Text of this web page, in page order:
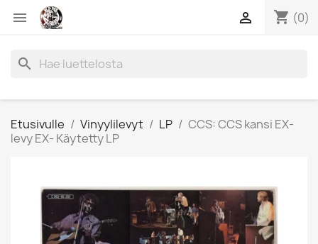
 shopping_cart (0)

search
Etusivulle Vinyylilevyt LP
CCS: CCS kansi EX-
levy EX- Käytetty LP